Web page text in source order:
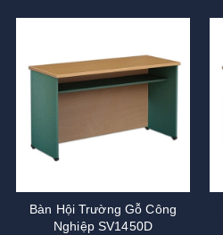
Bàn Hội Trường Gỗ Công
Nghiệp SV1450D